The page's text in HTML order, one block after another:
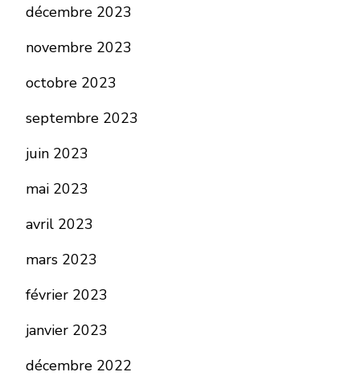
décembre 2023
novembre 2023
octobre 2023
septembre 2023
juin 2023
mai 2023
avril 2023
mars 2023
février 2023
janvier 2023
décembre 2022